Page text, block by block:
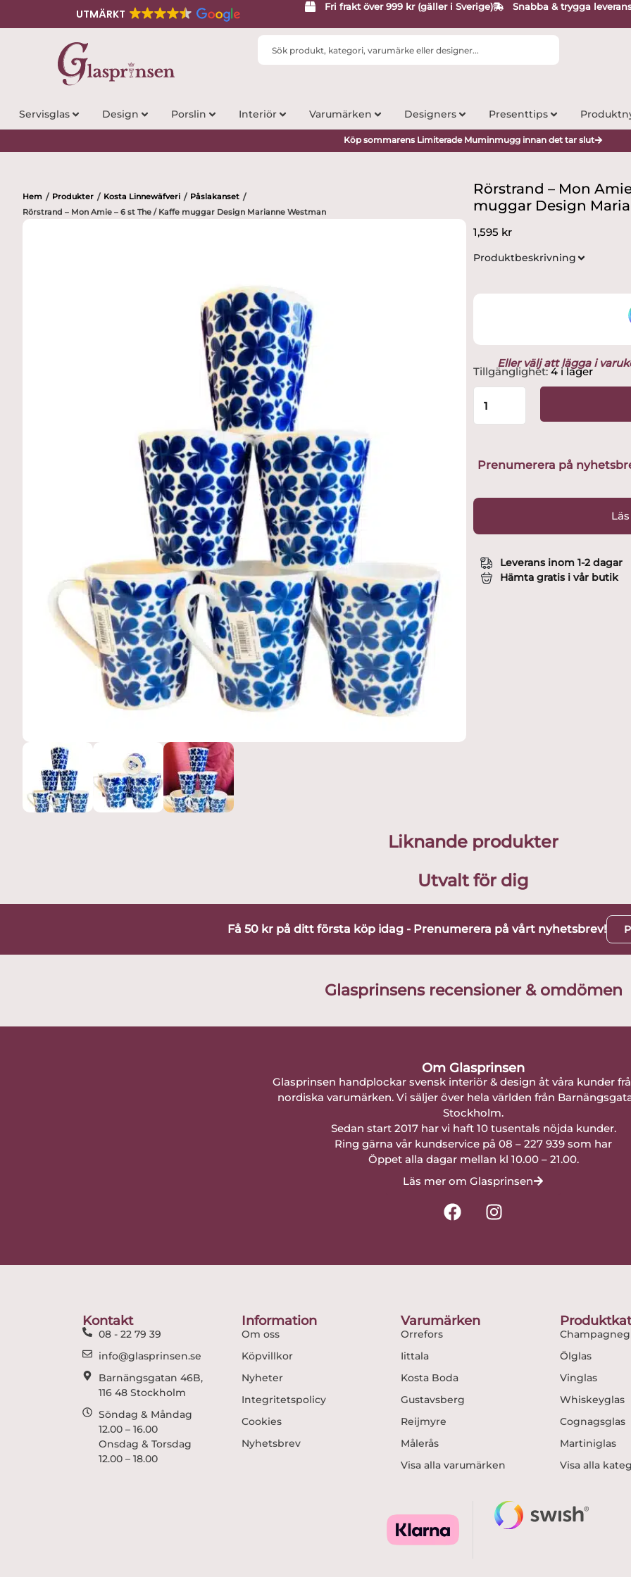
UTMÄRKT
Fri frakt över 999 kr (gäller i Sverige) Snabba & trygga
Search
Servisglas Design Porslin Interiör Varumärken Designers Presenttips
Köp sommarens Limiterade Muminmugg innan det tar slut
Hem / Produkter / Kosta Linnewäfveri / Påslakanset /
Rörstrand – Mon Amie – 6 st The / Kaffe muggar Design Marianne Westman
Rörstrand – Mon
muggar Design
1,595 kr
Produktbeskrivning
Eller välj att lägga i
Tillgänglighet: 4 i lager
Rörstrand
-
Mon
st
Marianne
Westman
mängd
Prenumerera på
Leverans inom 1-2 dagar
Hämta gratis i vår butik
Liknande produkter
Utvalt för dig
Få 50 kr på ditt första köp idag - Prenumerera på vårt nyhetsbrev!
Glasprinsens recensioner & omdömen
Om Glasprinsen
Glasprinsen handplockar svensk interiör & design åt våra kunder
nordiska varumärken. Vi säljer över hela världen från
Stockholm.
Sedan start 2017 har vi haft 10 tusentals nöjda kunder.
Ring gärna vår kundservice på 08 – 227 939 som har
Öppet alla dagar mellan kl 10.00 – 21.00.
Läs mer om Glasprinsen
F
a
k
I
n
Kontakt
08 - 22 79 39
info@glasprinsen.se
Barnängsgatan 46B,
116 48 Stockholm
Söndag & Måndag
12.00 – 16.00
Onsdag & Torsdag
12.00 – 18.00
Information
Om oss
Köpvillkor
Nyheter
Integritetspolicy
Cookies
Nyhetsbrev
Varumärken
Orrefors
Iittala
Kosta Boda
Gustavsberg
Reijmyre
Målerås
Visa alla varumärken
Ölglas
Vinglas
Whiskeyglas
Cognagsglas
Martiniglas
Visa alla